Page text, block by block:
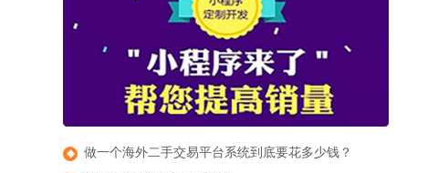
◆ 做一个海外二手交易平台系统到底要花多少钱？